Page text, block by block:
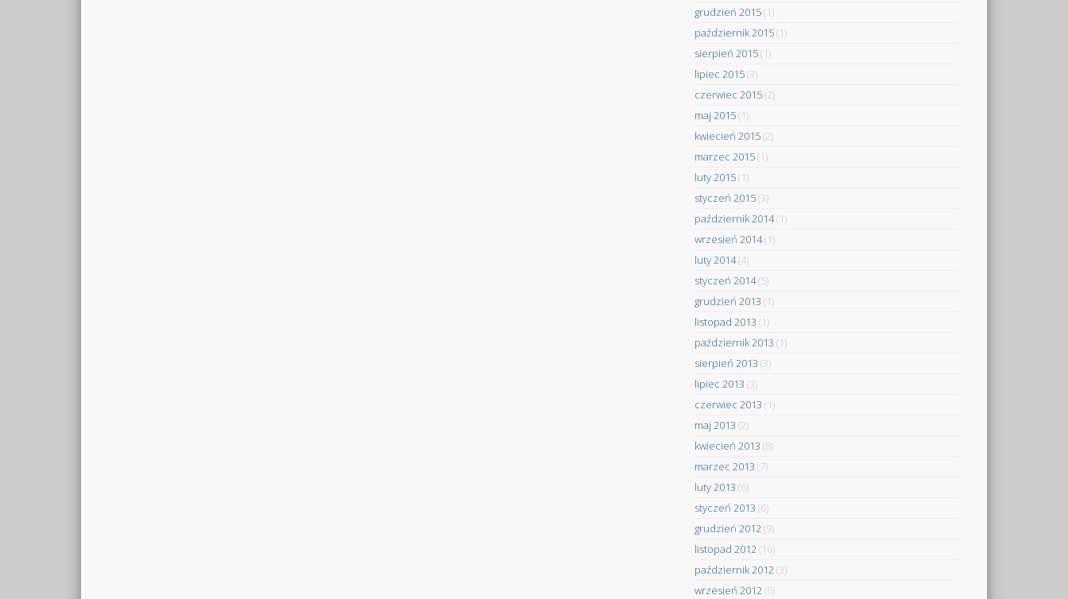
grudzień 2015(1)
październik 2015(1)
sierpień 2015(1)
lipiec 2015(3)
czerwiec 2015(2)
maj 2015(1)
kwiecień 2015(2)
marzec 2015(1)
luty 2015(1)
styczeń 2015(3)
październik 2014(1)
wrzesień 2014(1)
luty 2014(4)
styczeń 2014(5)
grudzień 2013 (1)
listopad 2013 (1)
październik 2013 (1)
sierpień 2013 (3)
lipiec 2013 (3)
czerwiec 2013 (1)
maj 2013 (2)
kwiecień 2013 (8)
marzec 2013 (7)
luty 2013 (6)
styczeń 2013 (6)
grudzień 2012(9)
listopad 2012(16)
październik 2012(3)
wrzesień 2012(6)